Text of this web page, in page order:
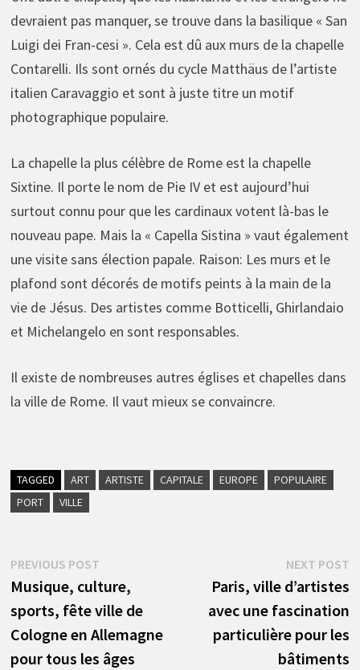
devraient pas manquer, se trouve dans la basilique « San
Luigi dei Fran-cesi ». Cela est dû aux murs de la chapelle
Contarelli. Ils sont ornés du cycle Matthäus de l’artiste
italien Caravaggio et sont à juste titre un motif
photographique populaire.
La chapelle la plus célèbre de Rome est la chapelle
Sixtine. Il porte le nom de Pie IV et est aujourd’hui
surtout connu pour que les cardinaux votent là-bas le
nouveau pape. Mais la « Capella Sistina » vaut également
une visite sans élection papale. Raison: Les murs et le
plafond sont décorés de motifs peints à la main de la
vie de Jésus. Des artistes comme Botticelli, Ghirlandaio
et Michelangelo en sont responsables.
Il existe de nombreuses autres églises et chapelles dans
la ville de Rome. Il vaut mieux se convaincre.
TAGGED ART ARTISTE CAPITALE EUROPE
POPULAIRE
PORT
VILLE
Navigation
de
l’article
PREVIOUS POSTPrevious
post:
Musique, culture,
sports, fête ville de
Cologne en Allemagne
pour tous les âges
NEXT POST
Paris, ville d’artistes
avec une fascination
particulière pour les
bâtiments